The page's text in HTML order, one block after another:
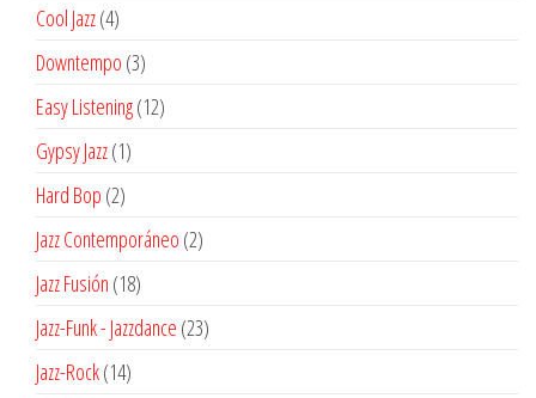
Cool Jazz 44
productos
Downtempo 33
productos
Easy Listening 1212
Gypsy Jazz 11
Hard Bop 22
productos
Jazz Contemporáneo 22
Jazz Fusión 1818
productos
Jazz-Funk - Jazzdance 2323
Jazz-Rock 1414